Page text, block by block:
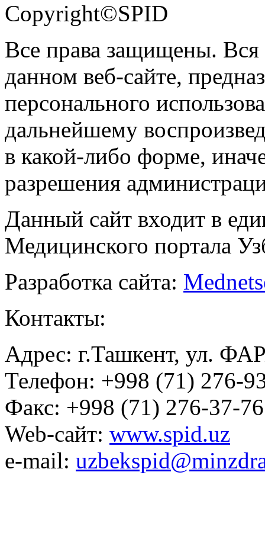
Copyright©SPID
Все права защищены.
данном веб-сайте,
персонального
дальнейшему
в какой-либо форме,
разрешения
Данный сайт входит в
Медицинского портала
Разработка сайта:
Контакты:
Адрес: г.Ташкент, ул.
Телефон: +998 (71) 276-
Факс: +998 (71) 276-37-76
Web-сайт: www.spid.uz
e-mail: